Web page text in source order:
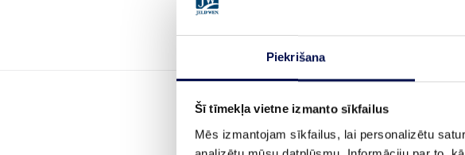
Piekrišana
Šī tīmekļa vietne izmanto sīkfailus
Mēs izmantojam sīkfailus, lai personalizētu